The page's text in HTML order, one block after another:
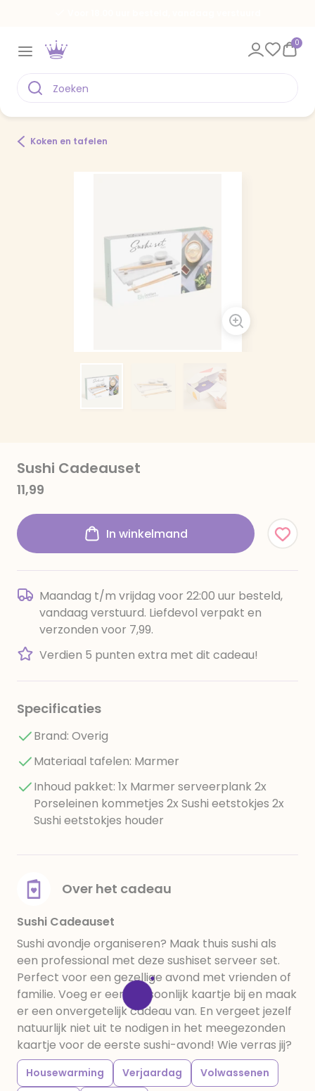
0
Koken en tafelen
Sushi Cadeauset
11,99
In winkelmand
Maandag t/m vrijdag voor 22:00 uur besteld,
vandaag verstuurd. Liefdevol verpakt en
verzonden voor 7,99.
Verdien 5 punten extra met dit cadeau!
Specificaties
Brand: Overig
Materiaal tafelen: Marmer
Inhoud pakket: 1x Marmer serveerplank 2x
Porseleinen kommetjes 2x Sushi eetstokjes 2x
Sushi eetstokjes houder
Over het cadeau
Sushi Cadeauset
Sushi avondje organiseren? Maak thuis sushi als
een professional met deze sushiset serveer set.
Perfect voor een gezellige avond met vrienden of
familie. Voeg er een persoonlijk kaartje bij en maak
er een onvergetelijk cadeau van. En vergeet jezelf
natuurlijk niet uit te nodigen in het meegezonden
kaartje voor de eerste sushi-avond! Wie verras jij?
Housewarming Verjaardag
Volwassenen